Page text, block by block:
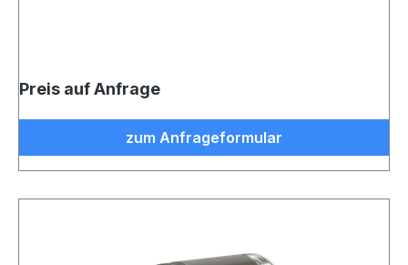
Preis auf Anfrage
zum Anfrageformular